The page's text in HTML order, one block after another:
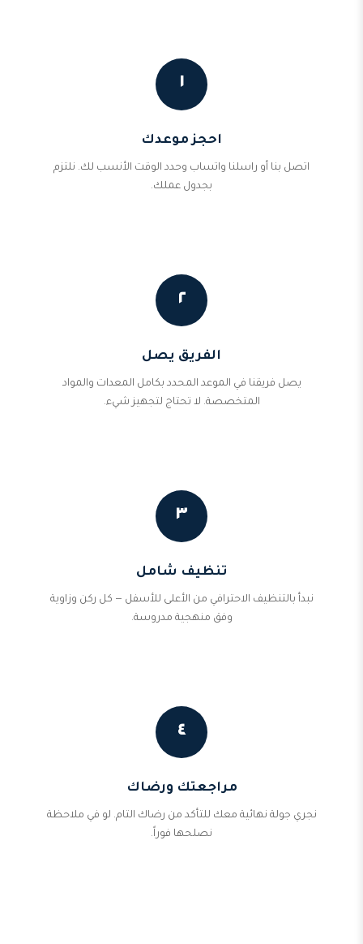
١
احجز موعدك
اتصل بنا أو راسلنا واتساب وحدد الوقت الأنسب لك. نلتزم
بجدول عملك.
٢
الفريق يصل
يصل فريقنا في الموعد المحدد بكامل المعدات والمواد
المتخصصة. لا تحتاج لتجهيز شيء.
٣
تنظيف شامل
نبدأ بالتنظيف الاحترافي من الأعلى للأسفل — كل ركن وزاوية
وفق منهجية مدروسة.
٤
مراجعتك ورضاك
نجري جولة نهائية معك للتأكد من رضاك التام. لو في ملاحظة
نصلحها فوراً.